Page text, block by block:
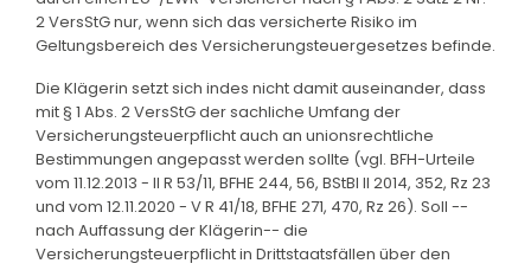
2 VersStG nur, wenn sich das versicherte Risiko im
Geltungsbereich des Versicherungsteuergesetzes befinde.
Die Klägerin setzt sich indes nicht damit auseinander, dass
mit § 1 Abs. 2 VersStG der sachliche Umfang der
Versicherungsteuerpflicht auch an unionsrechtliche
Bestimmungen angepasst werden sollte (vgl. BFH-Urteile
vom 11.12.2013 - II R 53/11, BFHE 244, 56, BStBl II 2014, 352, Rz 23
und vom 12.11.2020 - V R 41/18, BFHE 271, 470, Rz 26). Soll --
nach Auffassung der Klägerin-- die
Versicherungsteuerpflicht in Drittstaatsfällen über den